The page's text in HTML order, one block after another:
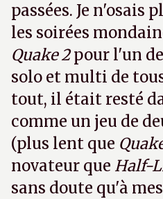
passées. Je n'osais
les soirées
Quake 2pour l'un
solo et multi de
tout, il était resté
comme un jeu de
(plus lent que
novateur que Half-
sans doute qu'à